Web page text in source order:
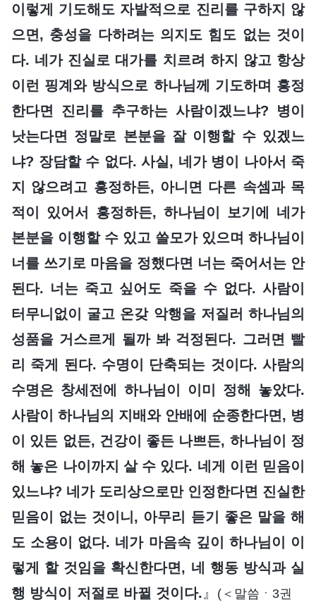
이렇게 기도해도 자발적으로 진리를 구하지 않
으면, 충성을 다하려는 의지도 힘도 없는 것이
다. 네가 진실로 대가를 치르려 하지 않고 항상
이런 핑계와 방식으로 하나님께 기도하며 흥정
한다면 진리를 추구하는 사람이겠느냐? 병이
낫는다면 정말로 본분을 잘 이행할 수 있겠느
냐? 장담할 수 없다. 사실, 네가 병이 나아서 죽
지 않으려고 흥정하든, 아니면 다른 속셈과 목
적이 있어서 흥정하든, 하나님이 보기에 네가
본분을 이행할 수 있고 쓸모가 있으며 하나님이
너를 쓰기로 마음을 정했다면 너는 죽어서는 안
된다. 너는 죽고 싶어도 죽을 수 없다. 사람이
터무니없이 굴고 온갖 악행을 저질러 하나님의
성품을 거스르게 될까 봐 걱정된다. 그러면 빨
리 죽게 된다. 수명이 단축되는 것이다. 사람의
수명은 창세전에 하나님이 이미 정해 놓았다.
사람이 하나님의 지배와 안배에 순종한다면, 병
이 있든 없든, 건강이 좋든 나쁘든, 하나님이 정
해 놓은 나이까지 살 수 있다. 네게 이런 믿음이
있느냐? 네가 도리상으로만 인정한다면 진실한
믿음이 없는 것이니, 아무리 듣기 좋은 말을 해
도 소용이 없다. 네가 마음속 깊이 하나님이 이
렇게 할 것임을 확신한다면, 네 행동 방식과 실
행 방식이 저절로 바뀔 것이다. 』
(＜말씀ㆍ3권